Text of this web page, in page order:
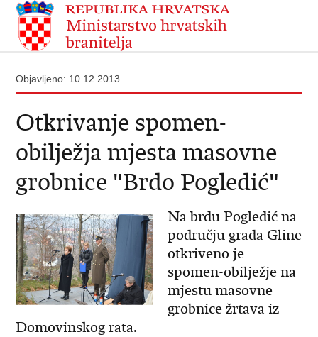
Objavljeno: 10.12.2013.
Otkrivanje spomen-
obilježja mjesta masovne
grobnice "Brdo Pogledić"
Na brdu Pogledić na
području grada Gline
otkriveno je
spomen-obilježje na
mjestu masovne
grobnice žrtava iz
Domovinskog rata.